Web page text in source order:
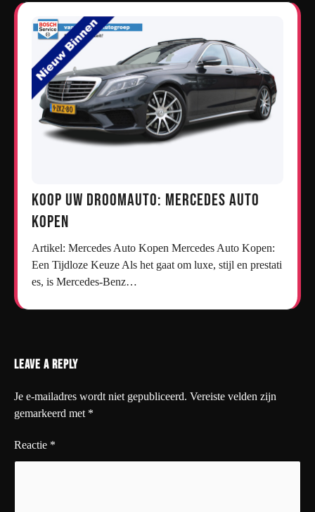
Koop uw droomauto: Mercedes auto
kopen
Artikel: Mercedes Auto Kopen Mercedes Auto Kopen:
Een Tijdloze Keuze Als het gaat om luxe, stijl en prestati
es, is Mercedes-Benz…
Leave a Reply
Je e-mailadres wordt niet gepubliceerd. Vereiste velden zijn
gemarkeerd met *
Reactie *